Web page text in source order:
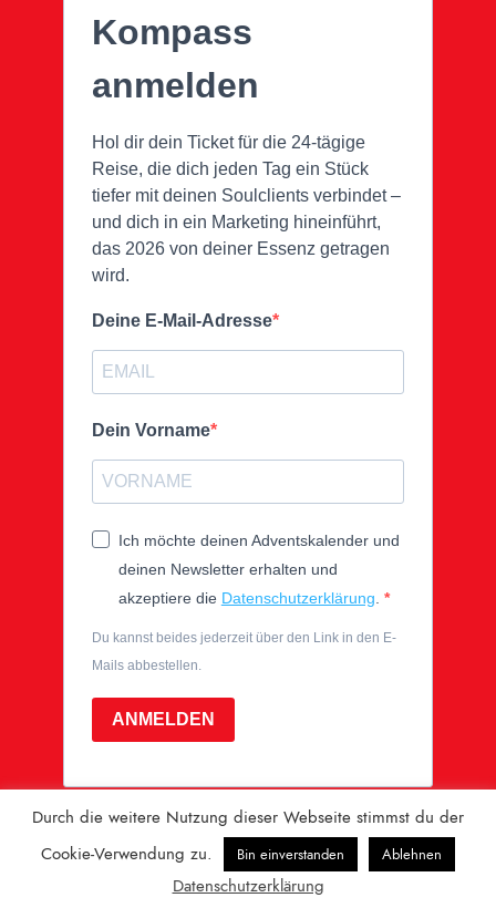
Kompass
anmelden
Hol dir dein Ticket für die 24-tägige
Reise, die dich jeden Tag ein Stück
tiefer mit deinen Soulclients verbindet –
und dich in ein Marketing hineinführt,
das 2026 von deiner Essenz getragen
wird.
Deine E-Mail-Adresse
Dein Vorname
Ich möchte deinen Adventskalender und
deinen Newsletter erhalten und
akzeptiere die Datenschutzerklärung
Du kannst beides jederzeit über den Link in den E-
Mails abbestellen.
ANMELDEN
Durch die weitere Nutzung dieser Webseite stimmst du der
Cookie-Verwendung zu.
Bin einverstanden Ablehnen
Datenschutzerklärung